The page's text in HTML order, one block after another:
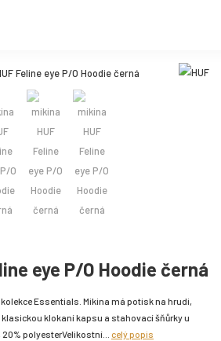
eye P/O Hoodie černá
Essentials. Mikina má potisk na hrudi,
klokaní kapsu a stahovací šňůrky u
polyesterVelikostní... celý popis